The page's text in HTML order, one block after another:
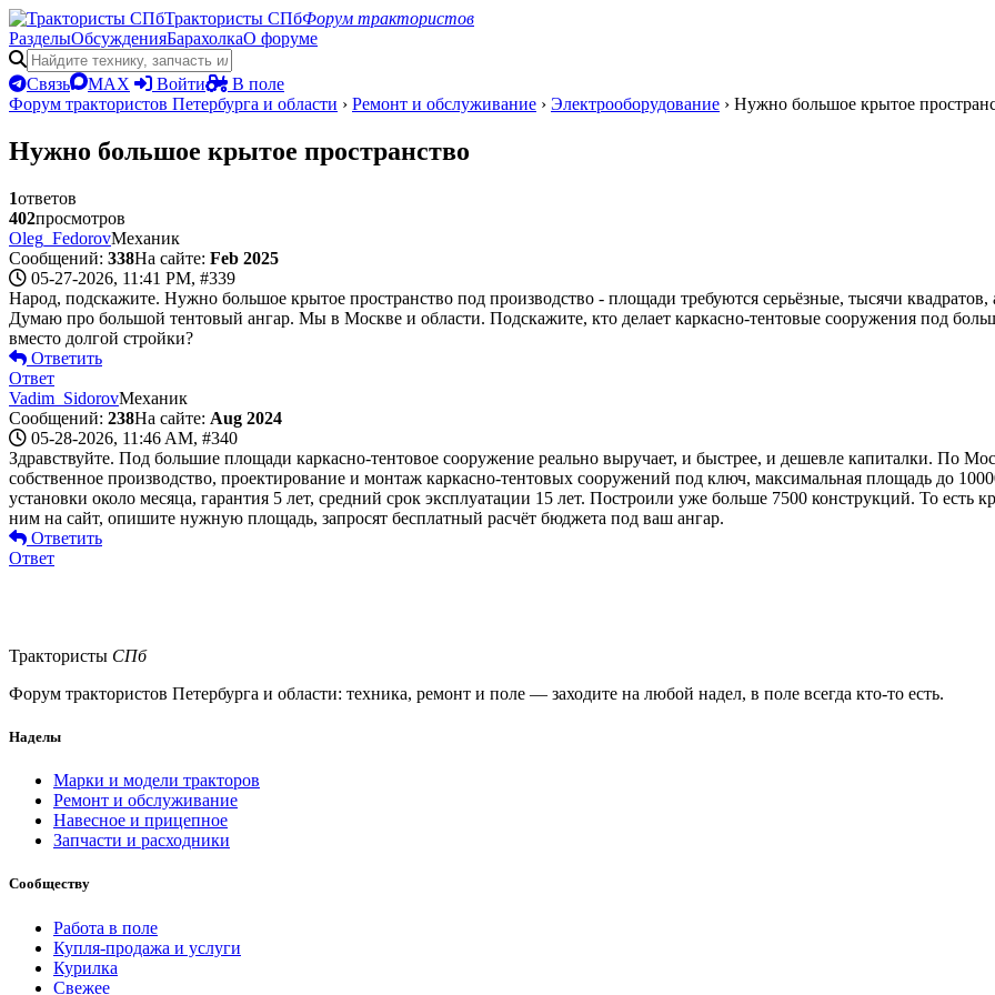
Трактористы СПбФорум трактористов
РазделыОбсужденияБарахолкаО форуме
Связь MAX Войти
В поле
Форум трактористов Петербурга и области › Ремонт и обслуживание › Электрооборудование › Нужно большое крытое
Нужно большое крытое пространство
1ответов
402просмотров
Oleg_FedorovМеханик
Сообщений: 338На сайте: Feb 2025
05-27-2026, 11:41 PM, #339
Народ, подскажите. Нужно большое крытое пространство под производство - площади требуются серьёзные, тысячи
Думаю про большой тентовый ангар. Мы в Москве и области. Подскажите, кто делает каркасно-тентовые сооружения под
вместо долгой стройки?
Ответить
Ответ
Vadim_SidorovМеханик
Сообщений: 238На сайте: Aug 2024
05-28-2026, 11:46 AM, #340
Здравствуйте. Под большие площади каркасно-тентовое сооружение реально выручает, и быстрее, и дешевле капиталки. По
собственное производство, проектирование и монтаж каркасно-тентовых сооружений под ключ, максимальная площадь до
установки около месяца, гарантия 5 лет, средний срок эксплуатации 15 лет. Построили уже больше 7500 конструкций. То
ним на сайт, опишите нужную площадь, запросят бесплатный расчёт бюджета под ваш ангар.
Ответить
Ответ
Трактористы СПб
Форум трактористов Петербурга и области: техника, ремонт и поле — заходите на любой надел, в поле всегда кто-то есть.
Наделы
Марки и модели тракторов
Ремонт и обслуживание
Навесное и прицепное
Запчасти и расходники
Сообществу
Работа в поле
Купля-продажа и услуги
Курилка
Свежее